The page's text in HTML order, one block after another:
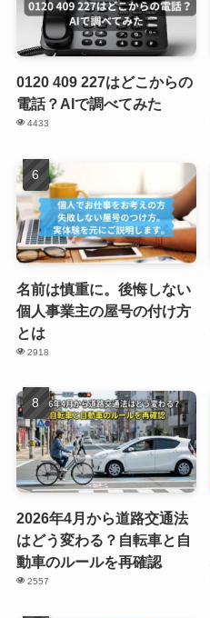
0120 409 227はどこからの
電話？AIで調べてみた
4433
名前は慎重に。後悔しない
個人事業主の屋号の付け方
とは
2918
2026年4月から道路交通法
はどう変わる？自転車と自
動車のルールを再確認
2557